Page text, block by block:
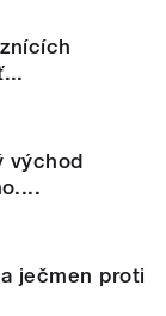
východ
ječmen proti